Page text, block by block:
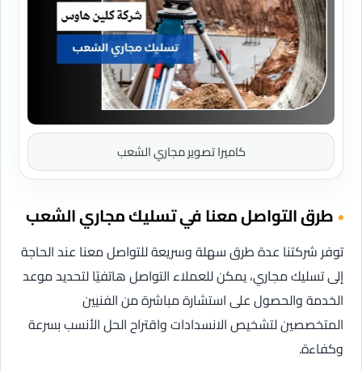
كاميرا تصوير مجاري الشعب
طرق التواصل معنا في تسليك مجاري الشعب
توفر شركتنا عدة طرق سهلة وسريعة للتواصل معنا عند الحاجة
إلى تسليك مجاري، يمكن للعملاء التواصل هاتفيًا لتحديد موعد
الخدمة والحصول على استشارة مباشرة من الفنيين
المتخصصين لتشخيص الانسدادات واقتراح الحل الأنسب بسرعة
وكفاءة.